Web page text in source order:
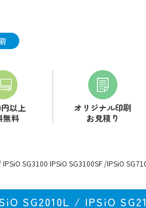
以上
無料
オリジナル印刷
お見積り
SG3100 IPSiO SG3100SF /IPSiO
SG2010L / IPSiO